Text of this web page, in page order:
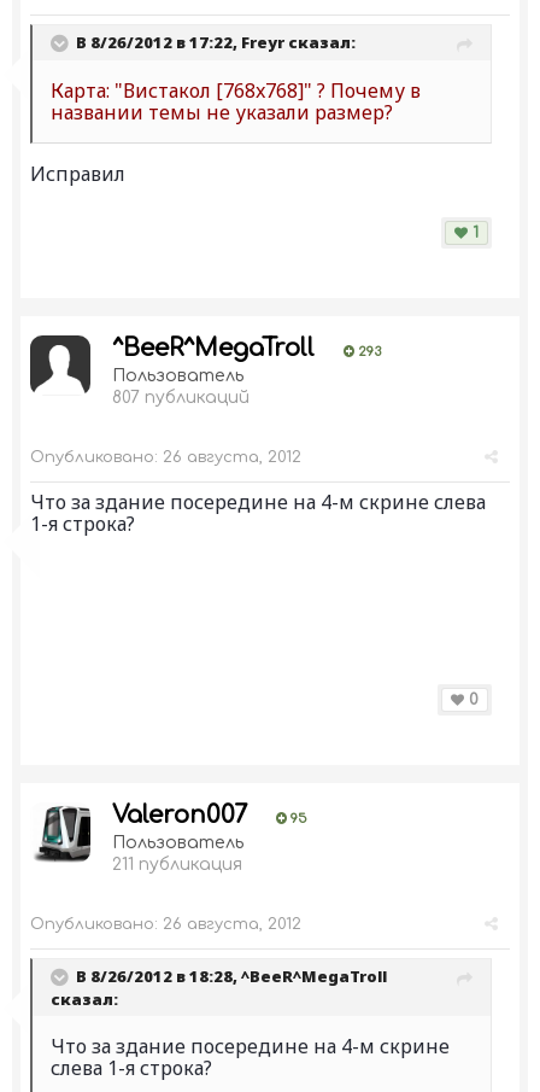
В 8/26/2012 в 17:22, Freyr сказал:
Карта: "Вистакол [768x768]" ? Почему в
названии темы не указали размер?
Исправил
1
^BeeR^MegaTroll 293
Пользователь
807 публикаций
Опубликовано: 26 августа, 2012
Что за здание посередине на 4-м скрине слева
1-я строка?
0
Valeron007 95
Пользователь
211 публикация
Опубликовано: 26 августа, 2012
В 8/26/2012 в 18:28, ^BeeR^MegaTroll
сказал:
Что за здание посередине на 4-м скрине
слева 1-я строка?